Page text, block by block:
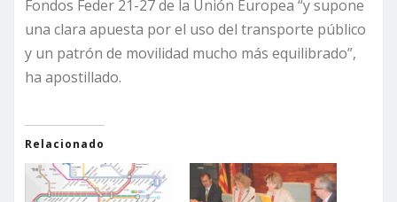
Fondos Feder 21-27 de la Unión Europea “y supone
una clara apuesta por el uso del transporte público
y un patrón de movilidad mucho más equilibrado”,
ha apostillado.
Relacionado